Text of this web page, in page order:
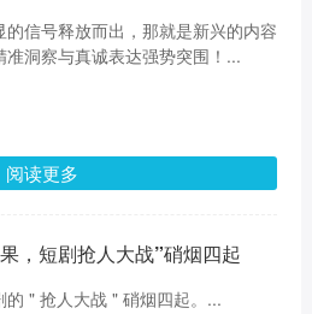
的信号释放而出，那就是新兴的内容
准洞察与真诚表达强势突围！...
阅读更多
，短剧抢人大战”硝烟四起
的 " 抢人大战 " 硝烟四起。...